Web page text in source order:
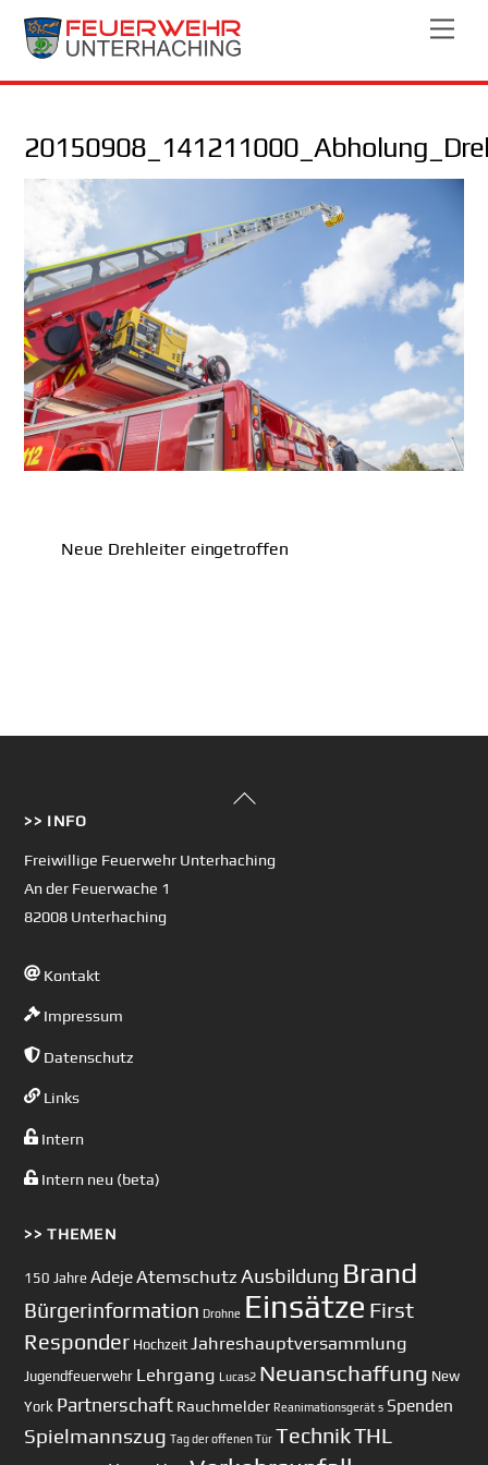
Skip
Neue Drehleiter eingetroffen
Back
>> INFO
Freiwillige Feuerwehr Unterhaching
An der Feuerwache 1
82008 Unterhaching
Kontakt
Impressum
Datenschutz
Links
Intern
Intern neu (beta)
>> THEMEN
150 Jahre AdejeAtemschutz Ausbildung Brand
Bürgerinformation Drohne Einsätze First
Responder Hochzeit Jahreshauptversammlung
Jugendfeuerwehr Lehrgang Lucas2 Neuanschaffung New
York Partnerschaft Rauchmelder Reanimationsgerät s Spenden
Spielmannszug Tag der offenen Tür TechnikTHL